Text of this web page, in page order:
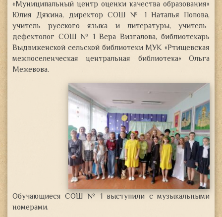
«Муниципальный центр оценки качества образования»
Юлия Дякина, директор СОШ № 1 Наталья Попова,
учитель русского языка и литературы, учитель-
дефектолог СОШ № 1 Вера Визгалова, библиотекарь
Выдвиженской сельской библиотеки МУК «Ртищевская
межпоселенческая центральная библиотека» Ольга
Межевова.
Обучающиеся СОШ № 1 выступили с музыкальными
номерами.